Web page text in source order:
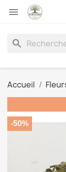

search
Accueil
-50%